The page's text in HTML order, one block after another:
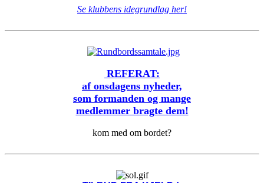
Se klubbens idegrundlag her!
REFERAT:
af onsdagens nyheder,
som formanden og mange
medlemmer bragte dem!
kom med om bordet?